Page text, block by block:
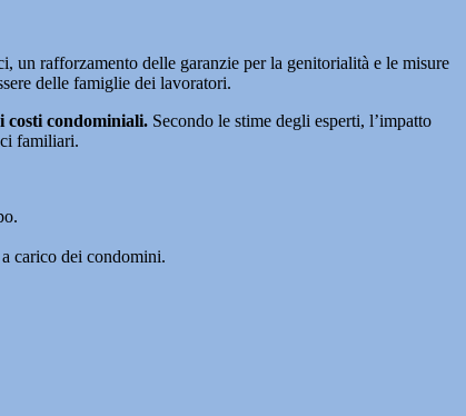
un rafforzamento delle garanzie per la genitorialità e le misure
delle famiglie dei lavoratori.
costi condominiali. Secondo le stime degli esperti, l’impatto
familiari.
carico dei condomini.